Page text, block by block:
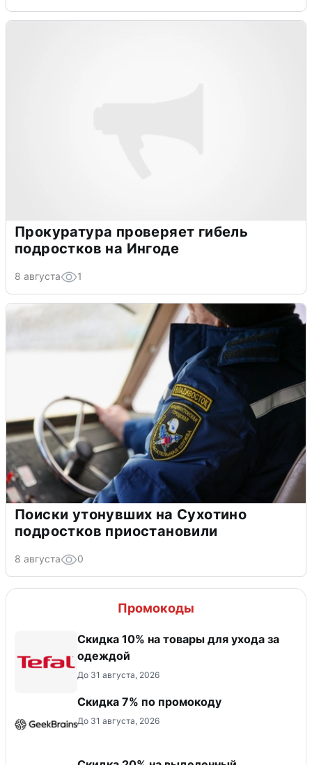
Прокуратура проверяет гибель
подростков на Ингоде
8 августа 1
Поиски утонувших на Сухотино
подростков приостановили
8 августа 0
Промокоды
Скидка 10% на товары для ухода за
одеждой
До 31 августа, 2026
Скидка 7% по промокоду
До 31 августа, 2026